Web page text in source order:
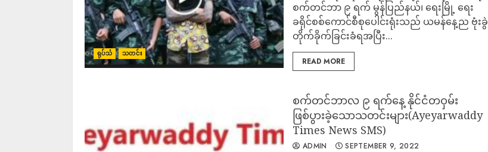
ရုပ်သံ သတင်း
စက်တင်ဘာ ၉ ရက် မွန်ပြည်နယ်၊ ရေးမြို့ ရေး
ခရိုင်စစ်ကောင်စီစုပေါင်းရုံးသည် ယမန်နေ့ည ဗုံးခွဲ
တိုက်ခိုက်ခြင်းခံရအပြီး...
READ MORE
စက်တင်ဘာလ ၉ ရက်နေ့ နိုင်ငံတဝှမ်း
ဖြစ်ပွားခဲ့သောသတင်းများ(Ayeyarwaddy
Times News SMS)
ADMIN SEPTEMBER 9, 2022